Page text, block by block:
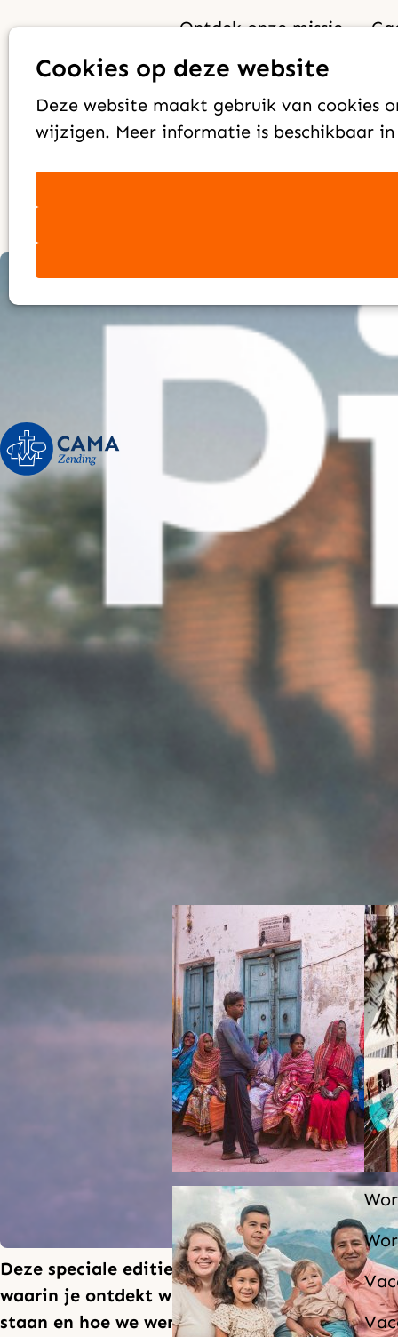
Cookies op deze website
Deze website maakt gebruik van cookies
wijzigen. Meer informatie is beschikbaar
Ontdek onze missie
De nieuwe Pionier is
uit!
Deze speciale editie is een overzichtsnummer
waarin je ontdekt wie we zijn, waar we voor
staan en hoe we wereldwijd werken. Een